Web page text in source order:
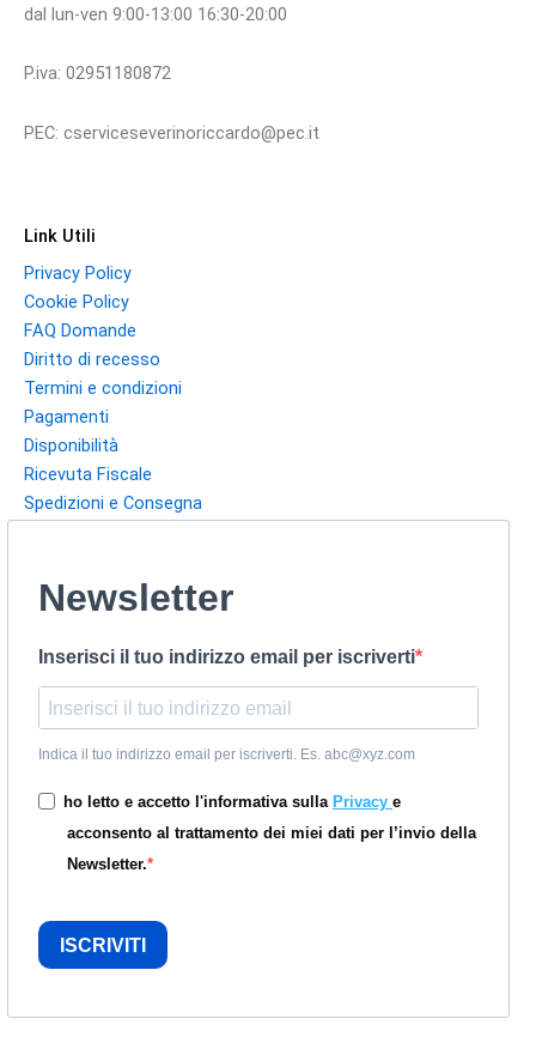
dal lun-ven 9:00-13:00 16:30-20:00
P.iva: 02951180872
PEC: cserviceseverinoriccardo@pec.it
Link Utili
Privacy Policy
Cookie Policy
FAQ Domande
Diritto di recesso
Termini e condizioni
Pagamenti
Disponibilità
Ricevuta Fiscale
Spedizioni e Consegna
Newsletter
Inserisci il tuo indirizzo email per iscriverti
Indica il tuo indirizzo email per iscriverti. Es. abc@xyz.com
ho letto e accetto l'informativa sulla Privacy e
acconsento al trattamento dei miei dati per l’invio della
Newsletter.
ISCRIVITI